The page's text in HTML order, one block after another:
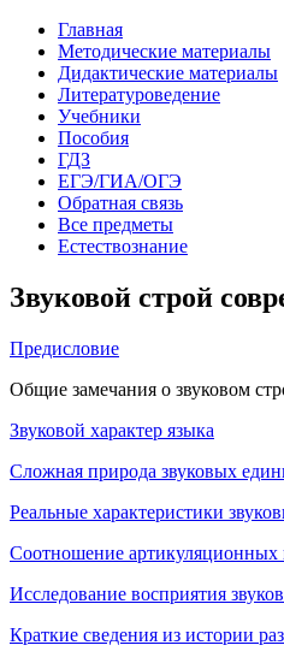
Главная
Методические материалы
Дидактические материалы
Литературоведение
Учебники
Пособия
ГДЗ
ЕГЭ/ГИА/ОГЭ
Обратная связь
Все предметы
Естествознание
Звуковой строй
Предисловие
Общие замечания о звуковом
Звуковой характер языка
Сложная природа звуковых
Реальные характеристики
Соотношение артикуляционных
Исследование восприятия
Краткие сведения из истории